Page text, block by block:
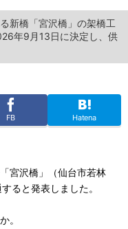
新橋「宮沢橋」の架橋工
年9月13日に決定し、供
FB Hatena
宮沢橋」（仙台市若林
ると発表しました。
。